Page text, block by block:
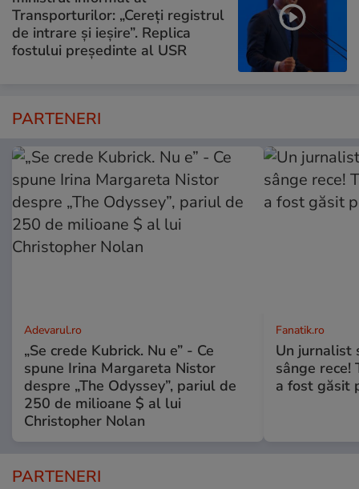
Transporturilor: „Cereți registrul
de intrare și ieșire”. Replica
fostului președinte al USR
PARTENERI
Adevarul.ro
„Se crede Kubrick. Nu e” - Ce
spune Irina Margareta Nistor
despre „The Odyssey”, pariul de
250 de milioane $ al lui
Christopher Nolan
Fanatik.ro
Un jurnalist
sânge rece!
a fost găsit
PARTENERI